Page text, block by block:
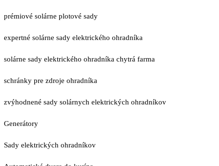
prémiové solárne plotové sady
expertné solárne sady elektrického ohradníka
solárne sady elektrického ohradníka chytrá farma
schránky pre zdroje ohradníka
zvýhodnené sady solárnych elektrických ohradníkov
Generátory
Sady elektrických ohradníkov